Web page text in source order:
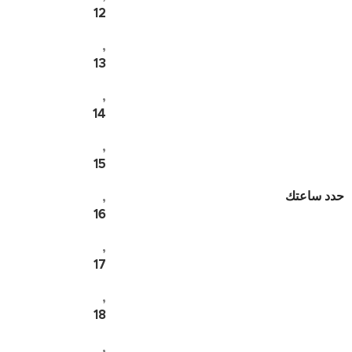
حدد ساعتك
12
,
13
,
14
,
15
,
16
,
17
,
18
,